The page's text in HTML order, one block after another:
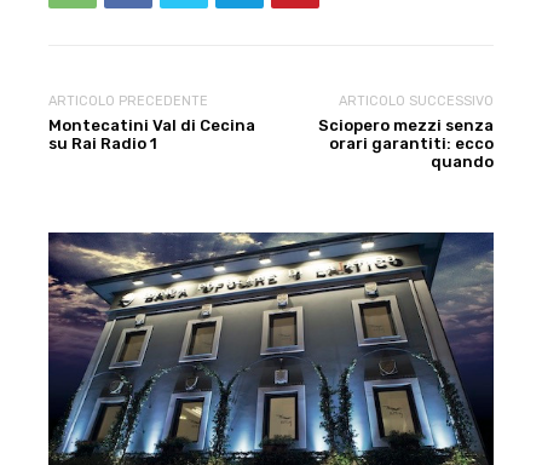
ARTICOLO PRECEDENTE
Montecatini Val di Cecina
su Rai Radio 1
ARTICOLO SUCCESSIVO
Sciopero mezzi senza
orari garantiti: ecco
quando